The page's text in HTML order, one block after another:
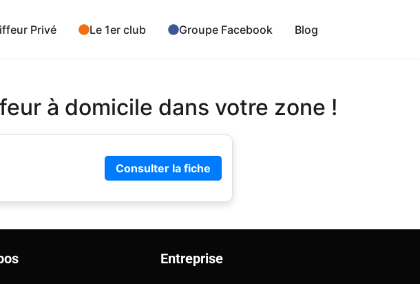
Privé Le 1er club Groupe Facebook Blog
à domicile dans votre zone !
Consulter la fiche
Entreprise